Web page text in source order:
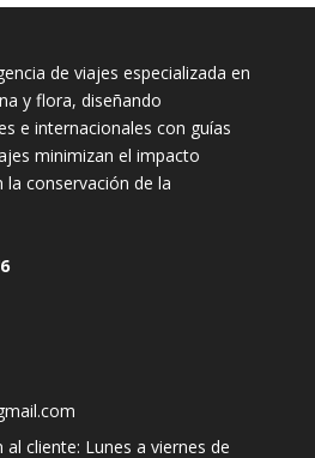
de viajes especializada en
y flora, diseñando
e internacionales con guías
minimizan el impacto
conservación de la
cliente: Lunes a viernes de